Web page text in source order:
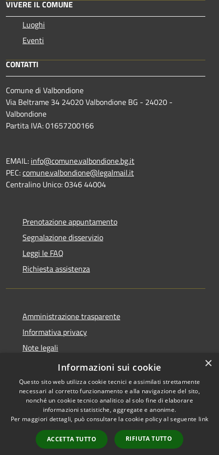
VIVERE IL COMUNE
Luoghi
Eventi
CONTATTI
Comune di Valbondione
Via Beltrame 34 24020 Valbondione BG - 24020 -
Valbondione
Partita IVA: 01657200166
EMAIL: info@comune.valbondione.bg.it
PEC:comune.valbondione@legalmail.it
Centralino Unico: 0346 44004
Prenotazione appuntamento
Segnalazione disservizio
Leggi le FAQ
Richiesta assistenza
Amministrazione trasparente
Informativa privacy
Note legali
Dichiarazione di accessibilità
Accessibilità
Copyright © 2026 • Comune di
Valbondione • Powered by
Municipium•
Accesso
redazione
×
Informazioni sui cookie
Questo sito web utilizza cookie tecnici e assimilati strettamente
necessari al corretto funzionamento e alla navigazione del sito,
nonché un cookie tecnico analitico al solo fine di elaborare
informazioni statistiche, aggregate e anonime.
Per maggiori dettagli, può consultare la cookie policy al seguente link
ACCETTA TUTTO RIFIUTA TUTTO